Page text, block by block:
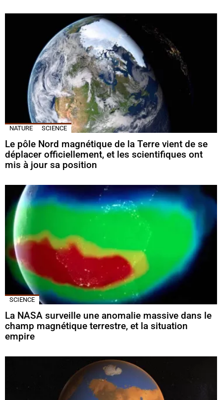
NATURE SCIENCE
Le pôle Nord magnétique de la Terre vient de se
déplacer officiellement, et les scientifiques ont
mis à jour sa position
SCIENCE
La NASA surveille une anomalie massive dans le
champ magnétique terrestre, et la situation
empire